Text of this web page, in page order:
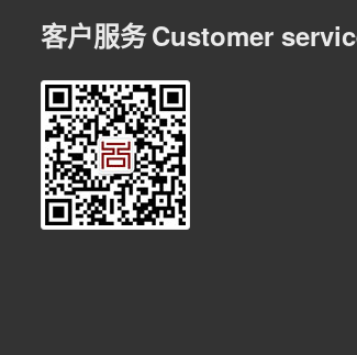
客户服务Customer